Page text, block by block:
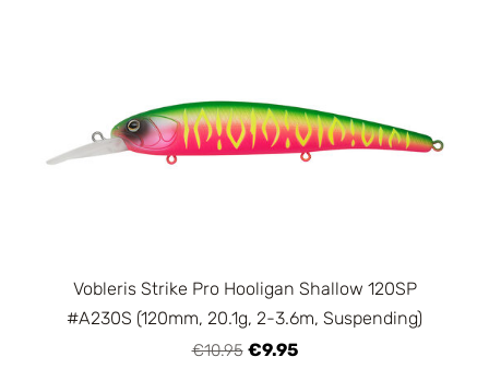
Vobleris Strike Pro Hooligan Shallow 120SP
#A230S (120mm, 20.1g, 2-3.6m, Suspending)
€10.95 €9.95